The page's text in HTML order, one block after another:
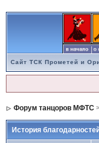
Сайт ТСК Прометей и
Форум танцоров МФТС
История